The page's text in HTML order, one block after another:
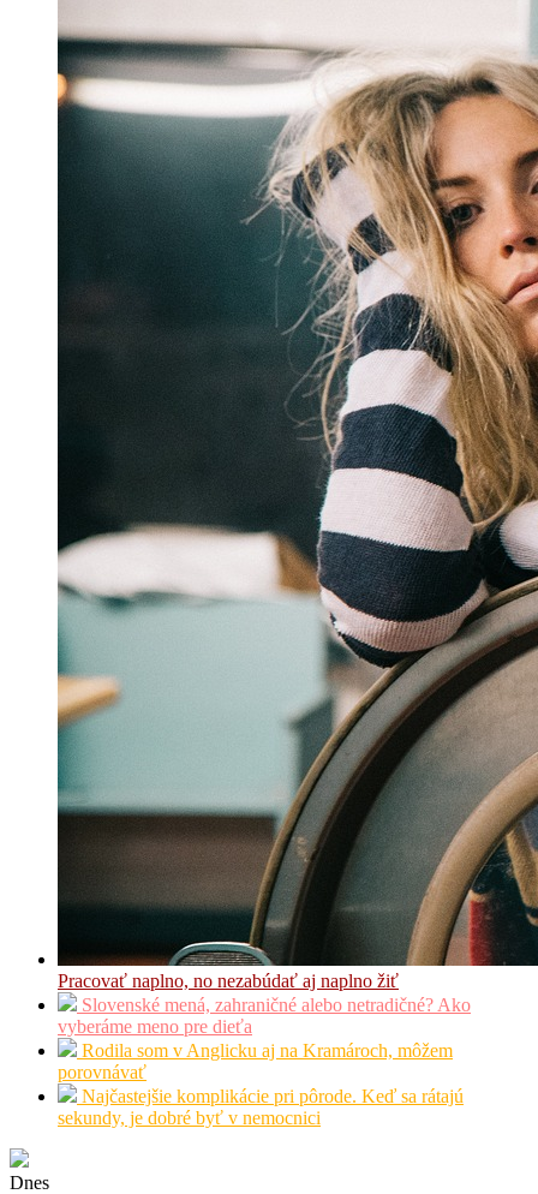
Pracovať naplno, no nezabúdať aj naplno žiť
Slovenské mená, zahraničné alebo netradičné? Ako
vyberáme meno pre dieťa
Rodila som v Anglicku aj na Kramároch, môžem
porovnávať
Najčastejšie komplikácie pri pôrode. Keď sa rátajú
sekundy, je dobré byť v nemocnici
Dnes